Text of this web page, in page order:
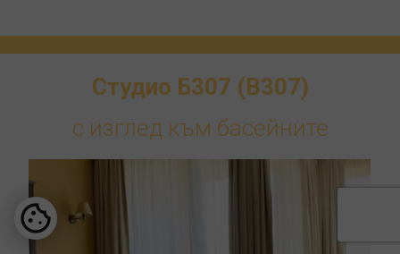
Студио Б307 (B307)
с изглед към басейните